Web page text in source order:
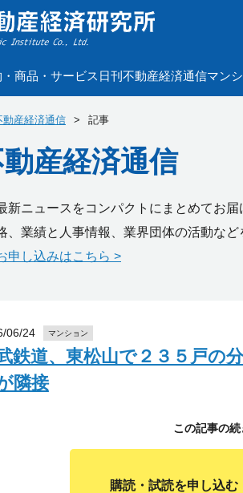
商品・サービス 日刊不動産経済通信マン
動産経済通信 記事
動産経済通信
新ニュースをコンパクトにまとめてお
、業績と人事情報、業界団体の活動など
申し込みはこちら >
06/24 マンション
鉄道、東松山で２３５戸の
隣接
この記事の続
購読・試読を申し込む